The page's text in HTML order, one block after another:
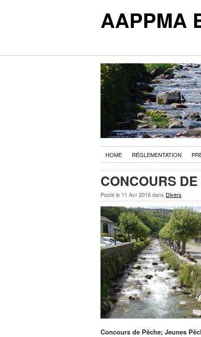
AAPPMA
HOME RÉGLEMENTATION
CONCOURS
Posté le 11 Avr 2018dans Divers
Concours de Pêche; Jeunes